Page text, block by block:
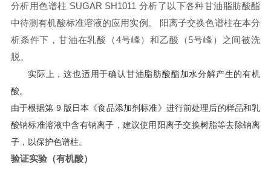
分析用色谱柱 SUGAR SH1011 分析了以下各种甘油脂肪酸酯
中待测有机酸标准溶液的应用实例。 阳离子交换色谱柱在本分
析条件下，甘油在乳酸（4号峰）和乙酸（5号峰）之间被洗
脱。
实际上，这也适用于确认甘油脂肪酸酯加水分解产生的有机
酸。
由于根据第 9 版日本《食品添加剂标准》进行前处理后的样品和乳
酸钠标准溶液中含有钠离子，建议使用阳离子交换树脂等去除钠离
子，以保护色谱柱。
验证实验（有机酸）